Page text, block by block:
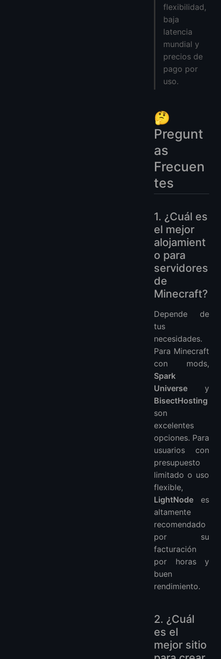
flexibilidad,
baja
latencia
mundial y
precios de
pago por
uso.
🤔
Pregunt
as
Frecuen
tes
1. ¿Cuál es
el mejor
alojamient
o para
servidores
de
Minecraft?
Depende de
tus
necesidades.
Para Minecraft
con mods,
Spark
Universe y
BisectHosting
son
excelentes
opciones. Para
usuarios con
presupuesto
limitado o uso
flexible,
LightNode es
altamente
recomendado
por su
facturación
por horas y
buen
rendimiento.
2. ¿Cuál
es el
mejor sitio